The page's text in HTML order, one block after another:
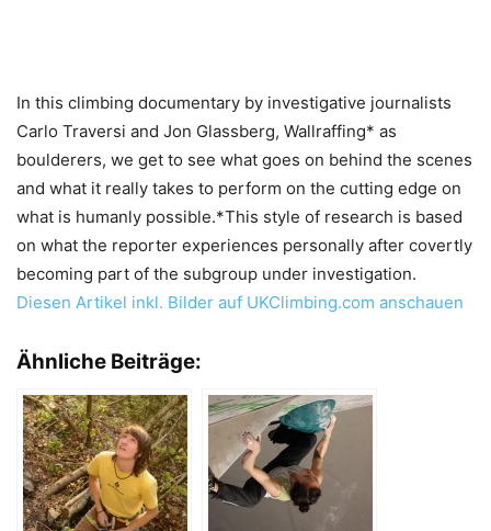
In this climbing documentary by investigative journalists
Carlo Traversi and Jon Glassberg, Wallraffing* as
boulderers, we get to see what goes on behind the scenes
and what it really takes to perform on the cutting edge on
what is humanly possible.*This style of research is based
on what the reporter experiences personally after covertly
becoming part of the subgroup under investigation.
Diesen Artikel inkl. Bilder auf UKClimbing.com anschauen
Ähnliche Beiträge: